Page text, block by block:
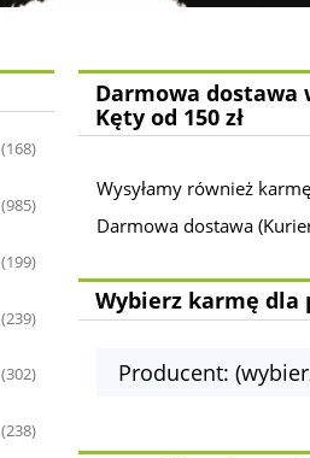
(168)
(985)
(199)
(239)
(302)
(238)
Darmowa dostawa
Kęty od 150 zł
Wysyłamy również
Darmowa dostawa
Wybierz karmę dla
Producent: